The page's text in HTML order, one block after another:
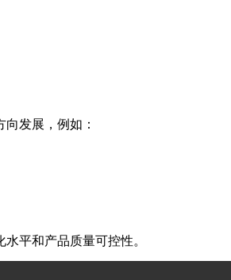
向发展，例如：
平和产品质量可控性。